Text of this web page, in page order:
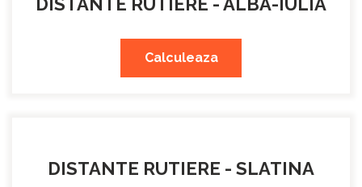
Calculeaza
DISTANTE RUTIERE - SLATINA